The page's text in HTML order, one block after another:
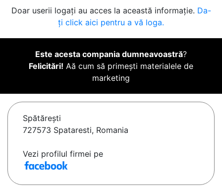
Doar userii logați au acces la această informație. Da-
ți click aici pentru a vă loga.
Este acesta compania dumneavoastră?
Felicitări! Aă cum să primești materialele de
marketing
Spătăreşti
727573 Spataresti, Romania
Vezi profilul firmei pe